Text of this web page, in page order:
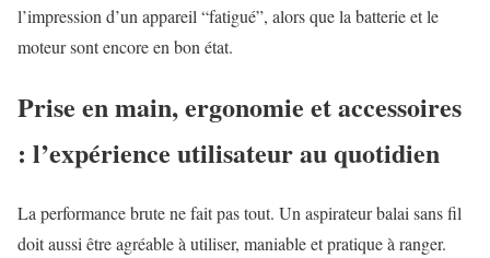
l’impression d’un appareil “fatigué”, alors que la batterie et le
moteur sont encore en bon état.
Prise en main, ergonomie et accessoires
: l’expérience utilisateur au quotidien
La performance brute ne fait pas tout. Un aspirateur balai sans fil
doit aussi être agréable à utiliser, maniable et pratique à ranger.